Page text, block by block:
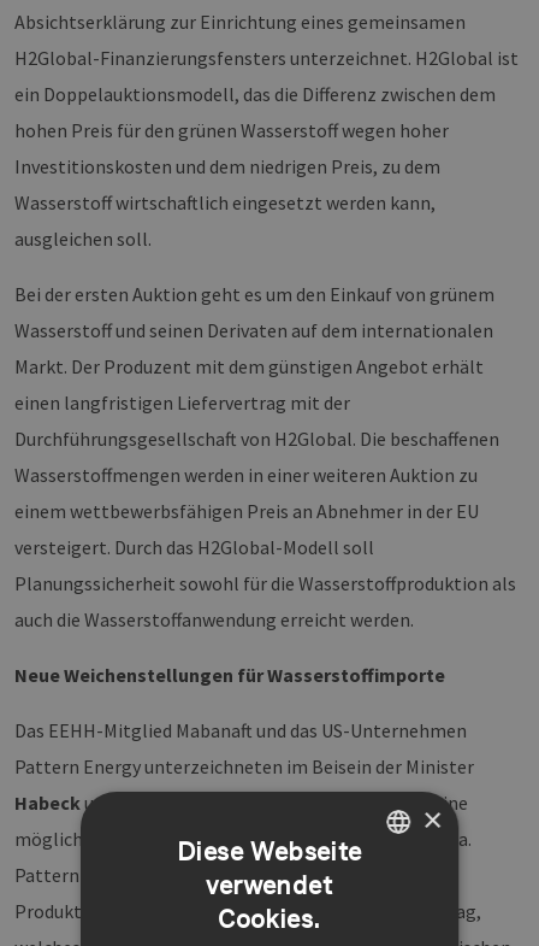
Absichtserklärung zur Einrichtung eines gemeinsamen
H2Global-Finanzierungsfensters unterzeichnet. H2Global ist
ein Doppelauktionsmodell, das die Differenz zwischen dem
hohen Preis für den grünen Wasserstoff wegen hoher
Investitionskosten und dem niedrigen Preis, zu dem
Wasserstoff wirtschaftlich eingesetzt werden kann,
ausgleichen soll.
Bei der ersten Auktion geht es um den Einkauf von grünem
Wasserstoff und seinen Derivaten auf dem internationalen
Markt. Der Produzent mit dem günstigen Angebot erhält
einen langfristigen Liefervertrag mit der
Durchführungsgesellschaft von H2Global. Die beschaffenen
Wasserstoffmengen werden in einer weiteren Auktion zu
einem wettbewerbsfähigen Preis an Abnehmer in der EU
versteigert. Durch das H2Global-Modell soll
Planungssicherheit sowohl für die Wasserstoffproduktion als
auch die Wasserstoffanwendung erreicht werden.
Neue Weichenstellungen für Wasserstoffimporte
Das EEHH-Mitglied Mabanaft und das US-Unternehmen
Pattern Energy unterzeichneten im Beisein der Minister
Habeckund
einen Letter of Intent über eine
mögliche Lieferung von grünem Ammoniak aus Kanada.
Pattern Energy plant eine neue Anlage mit einer
Produktionskapazität von ca. 400 to. Ammoniak pro Tag,
×
Diese Webseite
verwendet
Cookies.